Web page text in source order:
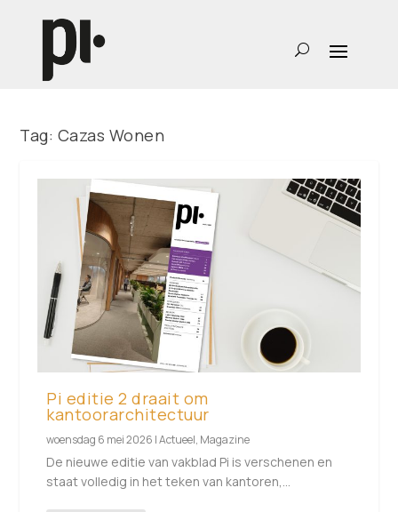
Tag: Cazas Wonen
Pi editie 2 draait om
kantoorarchitectuur
woensdag 6 mei 2026 |Actueel, Magazine
De nieuwe editie van vakblad Pi is verschenen en
staat volledig in het teken van kantoren,...